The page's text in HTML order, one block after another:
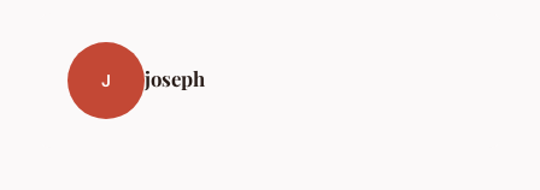
J joseph